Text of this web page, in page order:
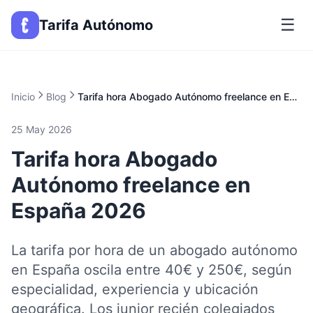
Tarifa Autónomo ☰
Inicio Blog Tarifa hora Abogado Autónomo freelance en España 2026
25 May 2026
Tarifa hora Abogado
Autónomo freelance en
España 2026
La tarifa por hora de un abogado autónomo
en España oscila entre 40€ y 250€, según
especialidad, experiencia y ubicación
geográfica. Los junior recién colegiados